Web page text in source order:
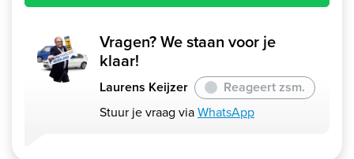
Vragen? We staan voor je
klaar!
Laurens Keijzer Reageert zsm.
Stuur je vraag viaWhatsApp